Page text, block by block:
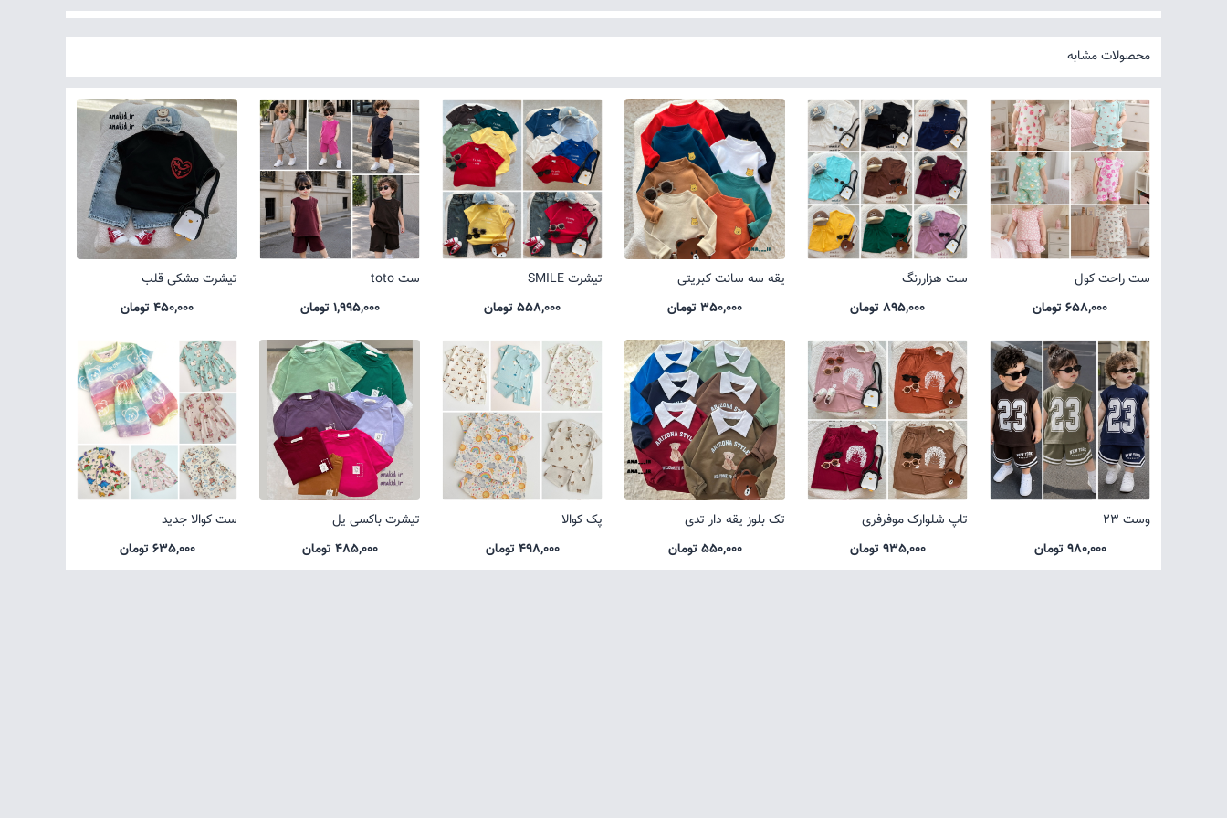
محصولات مشابه
ست راحت کول
658,000 تومان
ست هزاررنگ
895,000 تومان
یقه سه سانت کبریتی
350,000 تومان
تیشرت SMILE
558,000 تومان
ست toto
1,995,000 تومان
تیشرت مشکی قلب
450,000 تومان
وست 23
980,000 تومان
تاپ شلوارک موفرفری
935,000 تومان
تک بلوز یقه دار تدی
550,000 تومان
پک کوالا
498,000 تومان
تیشرت باکسی یل
485,000 تومان
ست کوالا جدید
635,000 تومان